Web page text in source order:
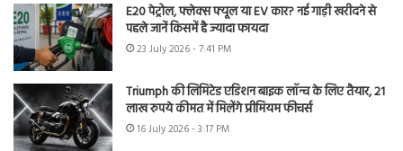
E20 पेट्रोल, फ्लेक्स फ्यूल या EV कार? नई गाड़ी खरीदने से
पहले जानें किसमें है ज्यादा फायदा
23 July 2026 - 7:41 PM
Triumph की लिमिटेड एडिशन बाइक लॉन्च के लिए तैयार, 21
लाख रुपये कीमत में मिलेंगे प्रीमियम फीचर्स
16 July 2026 - 3:17 PM